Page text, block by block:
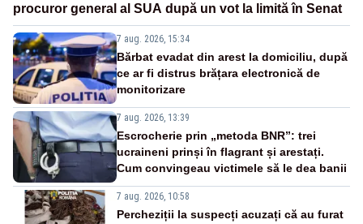
procuror general al SUA după un vot la limită în Senat
7 aug. 2026, 15:34
Bărbat evadat din arest la domiciliu, după
ce ar fi distrus brățara electronică de
monitorizare
7 aug. 2026, 13:39
Escrocherie prin „metoda BNR”: trei
ucraineni prinși în flagrant și arestați.
Cum convingeau victimele să le dea banii
7 aug. 2026, 10:58
Percheziții la suspecți acuzați că au furat